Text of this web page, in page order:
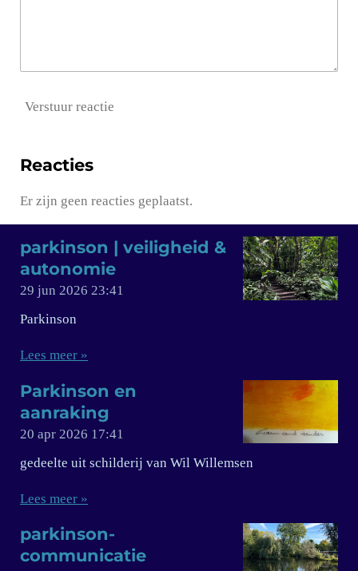
Verstuur reactie
Reacties
Er zijn geen reacties geplaatst.
parkinson | veiligheid &
autonomie
29 jun 2026 23:41
Parkinson
Lees meer »
Parkinson en
aanraking
20 apr 2026 17:41
gedeelte uit schilderij van Wil Willemsen
Lees meer »
parkinson-
communicatie